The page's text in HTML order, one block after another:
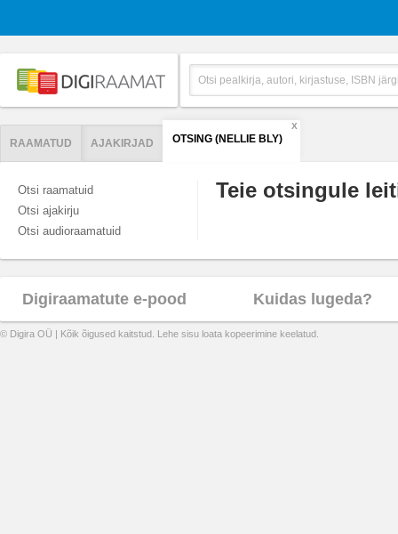
RAAMATUD AJAKIRJAD OTSING (NELLIE BLY)
X
Otsi raamatuid
Otsi ajakirju
Otsi audioraamatuid
Teie otsingule
Digiraamatute e-pood Kuidas lugeda?
© Digira OÜ | Kõik õigused kaitstud. Lehe sisu loata kopeerimine keelatud.